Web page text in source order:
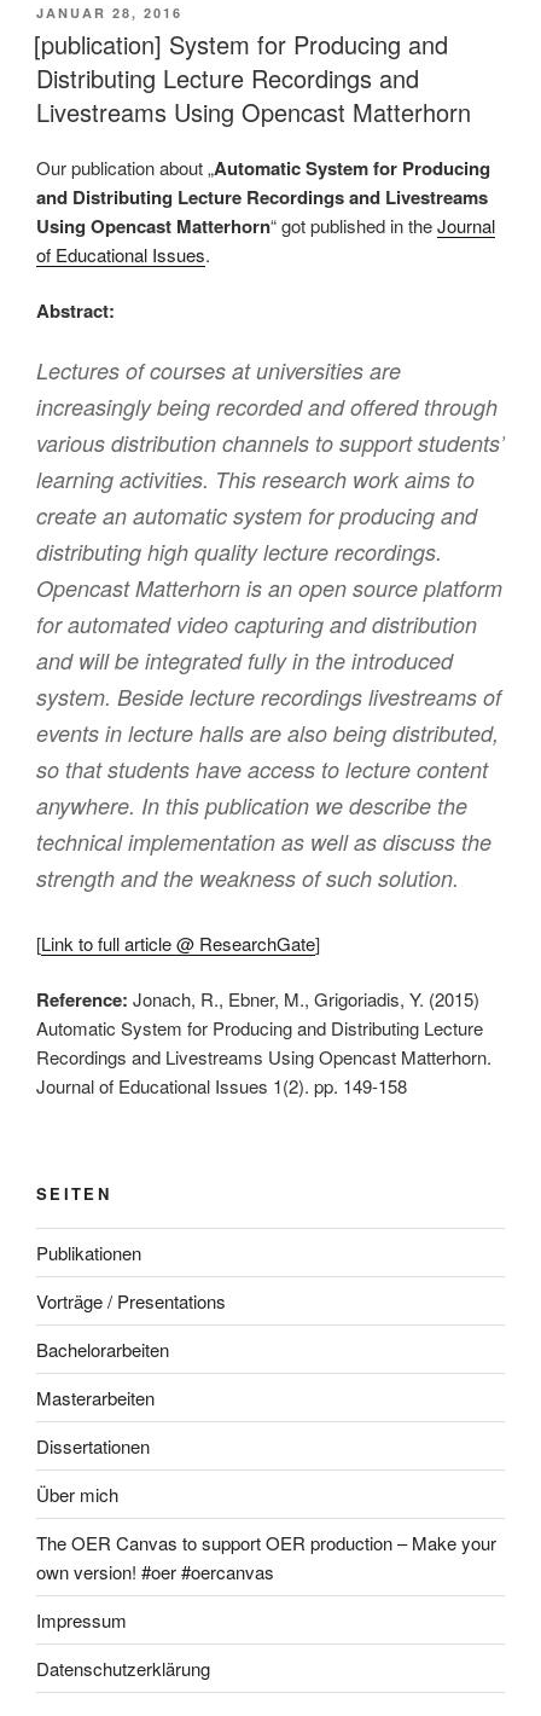
VERÖFFENTLICHT
AM
JANUAR 28, 2016
[publication] System for Producing and
Distributing Lecture Recordings and
Livestreams Using Opencast Matterhorn
Our publication about „Automatic System for Producing
and Distributing Lecture Recordings and Livestreams
Using Opencast Matterhorn“ got published in theJournal
of Educational Issues.
Abstract:
Lectures of courses at universities are
increasingly being recorded and offered through
various distribution channels to support students’
learning activities. This research work aims to
create an automatic system for producing and
distributing high quality lecture recordings.
Opencast Matterhorn is an open source platform
for automated video capturing and distribution
and will be integrated fully in the introduced
system. Beside lecture recordings livestreams of
events in lecture halls are also being distributed,
so that students have access to lecture content
anywhere. In this publication we describe the
technical implementation as well as discuss the
strength and the weakness of such solution.
[Link to full article @ ResearchGate]
Reference: Jonach, R., Ebner, M., Grigoriadis, Y. (2015)
Automatic System for Producing and Distributing Lecture
Recordings and Livestreams Using Opencast Matterhorn.
Journal of Educational Issues 1(2). pp. 149-158
SEITEN
Publikationen
Vorträge / Presentations
Bachelorarbeiten
Masterarbeiten
Dissertationen
Über mich
The OER Canvas to support OER production – Make your
own version! #oer #oercanvas
Impressum
Datenschutzerklärung